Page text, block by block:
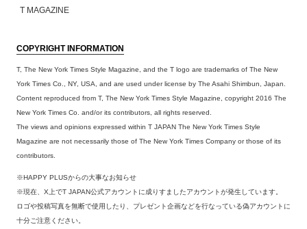
T MAGAZINE
COPYRIGHT INFORMATION
T, The New York Times Style Magazine, and the T logo are trademarks of The New
York Times Co., NY, USA, and are used under license by The Asahi Shimbun, Japan.
Content reproduced from T, The New York Times Style Magazine, copyright 2016 The
New York Times Co. and/or its contributors, all rights reserved.
The views and opinions expressed within T JAPAN The New York Times Style
Magazine are not necessarily those of The New York Times Company or those of its
contributors.
※HAPPY PLUSからの大事なお知らせ
※現在、X上でT JAPAN公式アカウントに成りすましたアカウントが発生しています。
ロゴや投稿写真を無断で使用したり、プレゼント企画などを行なっている偽アカウントに
十分ご注意ください。